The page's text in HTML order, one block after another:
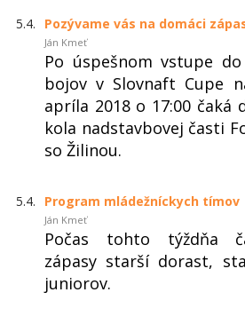
5.4. Pozývame vás na domáci
Ján Kmeť
Po úspešnom vstupe
bojov v Slovnaft Cupe
apríla 2018 o 17:00 čaká
kola nadstavbovej časti
so Žilinou.
5.4. Program mládežníckych tímov
Ján Kmeť
Počas tohto týždňa
zápasy starší dorast,
juniorov.